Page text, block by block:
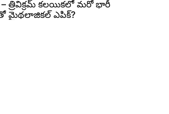
– త్రివిక్రమ్ కలయికలో మరో భారీ
మైథలాజికల్ ఎపిక్?